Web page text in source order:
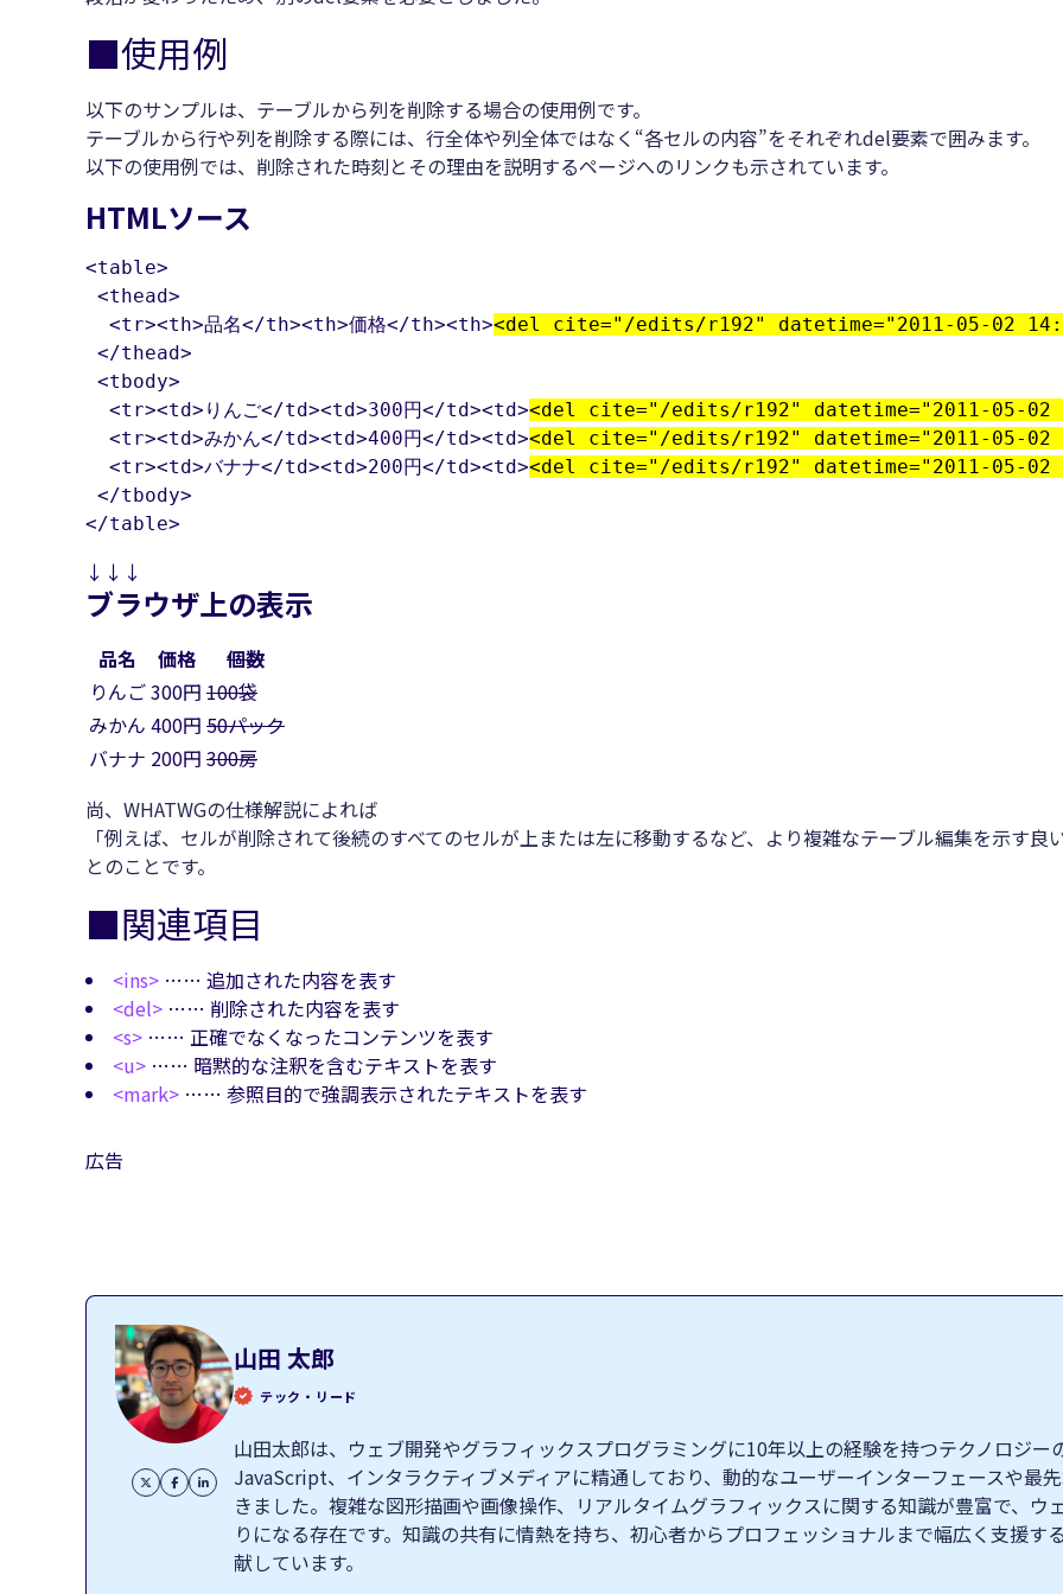
■使用例
以下のサンプルは、テーブルから列を削除する場合の使用例です。
テーブルから行や列を削除する際には、行全体や列全体ではなく“各セルの内容”をそれぞれdel要素で囲みます。
以下の使用例では、削除された時刻とその理由を説明するページへのリンクも示されています。
HTMLソース
<table>
<thead>
  <tr><th>品名</th><th>価格</th><th>
<del cite="/edits/r192" datetime="2011-05-02
</thead>
<tbody>
  <tr><td>りんご</td><td>300円</td><td>
<del cite="/edits/r192" datetime="2011-05-02
  <tr><td>みかん</td><td>400円</td><td>
<del cite="/edits/r192" datetime="2011-05-02
  <tr><td>バナナ</td><td>200円</td><td>
<del cite="/edits/r192" datetime="2011-05-02
</tbody>
</table>
↓↓↓
ブラウザ上の表示
品名 価格
個数
りんご300円 100袋
みかん 400円 50パック
バナナ 200円 300房
尚、WHATWGの仕様解説によれば
例えば、セルが削除されて後続のすべてのセルが上または左に移動するなど、より複雑なテーブル編集を示す良
とのことです。
■関連項目
<ins> …… 追加された内容を表す
<del> …… 削除された内容を表す
<s> …… 正確でなくなったコンテンツを表す
<u> …… 暗黙的な注釈を含むテキストを表す
<mark> …… 参照目的で強調表示されたテキストを表す
広告
山田 太郎
テック・リード
山田太郎は、ウェブ開発やグラフィックスプログラミングに10年以上の経験を持つテクノロジー
JavaScript、インタラクティブメディアに精通しており、動的なユーザーインターフェースや最
きました。複雑な図形描画や画像操作、リアルタイムグラフィックスに関する知識が豊富で、
りになる存在です。知識の共有に情熱を持ち、初心者からプロフェッショナルまで幅広く支援
献しています。